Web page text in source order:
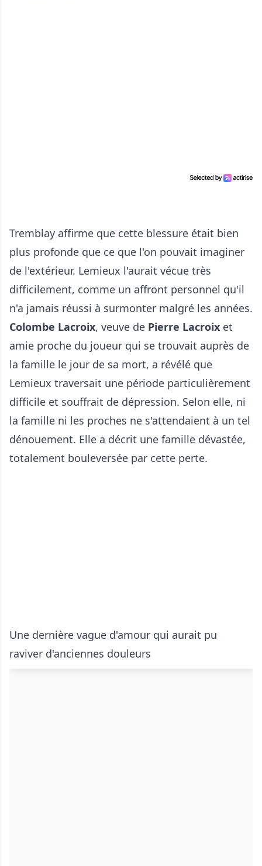
Tremblay affirme que cette blessure était bien
plus profonde que ce que l'on pouvait imaginer
de l'extérieur. Lemieux l'aurait vécue très
difficilement, comme un affront personnel qu'il
n'a jamais réussi à surmonter malgré les années.
Colombe Lacroix, veuve de Pierre Lacroix et
amie proche du joueur qui se trouvait auprès de
la famille le jour de sa mort, a révélé que
Lemieux traversait une période particulièrement
difficile et souffrait de dépression. Selon elle, ni
la famille ni les proches ne s'attendaient à un tel
dénouement. Elle a décrit une famille dévastée,
totalement bouleversée par cette perte.
Une dernière vague d'amour qui aurait pu
raviver d'anciennes douleurs